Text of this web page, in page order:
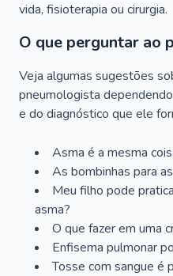
vida, fisioterapia ou cirurgia.
O que perguntar ao
Veja algumas sugestões
pneumologista
e do diagnóstico que ele
Asma é a mesma
As bombinhas para
Meu filho pode
asma?
O que fazer em uma
Enfisema pulmonar
Tosse com sangue é